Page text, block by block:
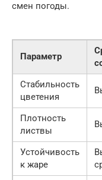
смен погоды.
Параметр
Стабильность
цветения
Плотность
листвы
Устойчивость
к жаре